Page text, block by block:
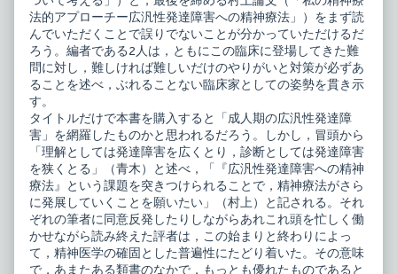
法的アプローチー広汎性発達障害への精神療法」）をまず読
んでいただくことで誤りでないことが分かっていただけるだ
ろう。編者である2人は，ともにこの臨床に登場してきた難
問に対し，難しければ難しいだけのやりがいと対策が必ずあ
ることを述べ，ぶれることない臨床家としての姿勢を貫き示
す。
タイトルだけで本書を購入すると「成人期の広汎性発達障
害」を網羅したものかと思われるだろう。しかし，冒頭から
「理解としては発達障害を広くとり，診断としては発達障害
を狭くとる」（青木）と述べ，「『広汎性発達障害への精神
療法』という課題を突きつけられることで，精神療法がさら
に発展していくことを願いたい」（村上）と記される。それ
ぞれの筆者に同意反発したりしながらあれこれ頭を忙しく働
かせながら読み終えた評者は，この始まりと終わりによっ
て，精神医学の確固とした普遍性にたどり着いた。その意味
で，あまたある類書のなかで，もっとも優れたものであると